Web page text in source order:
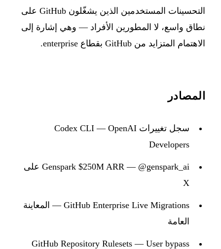
التحسينات المستخدمين الذين يشغّلون GitHub على
نطاق واسع، لا المطورين الأفراد — وهي إشارة إلى
الاهتمام المتزايد من GitHub بقطاع enterprise.
المصادر
سجل تغييرات Codex CLI — OpenAI
Developers
Genspark $250M ARR — @genspark_ai على
X
GitHub Enterprise Live Migrations — المعاينة
العامة
GitHub Repository Rulesets — User bypass